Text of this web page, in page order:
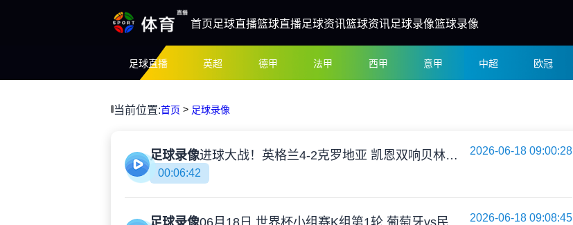
首页足球直播篮球直播足球资讯篮球资讯足球录像篮球录像
足球直播 英超 德甲 法甲 西甲 意甲 中超 欧冠
当前位置:首页 > 足球录像
足球录像 进球大战！英格兰4-2克罗地亚 凯恩双响贝林破门拉什福德替补建功
00:06:42
2026-06-18 09:00:28
足球录像 06月18日 世界杯小组赛K组第1轮 葡萄牙vs民主刚果 全场录像 2026-06-18 09:08:45